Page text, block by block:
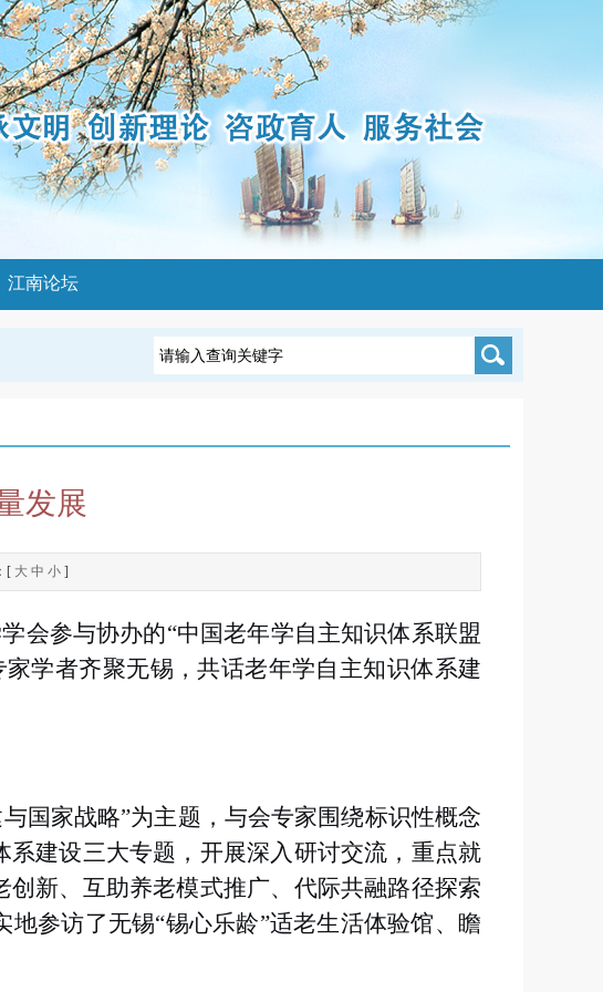
江南论坛
发展
[ 大 中 小 ]
会参与协办的“中国老年学自主知识体系联盟
学者齐聚无锡，共话老年学自主知识体系建
国家战略”为主题，与会专家围绕标识性概念
建设三大专题，开展深入研讨交流，重点就
新、互助养老模式推广、代际共融路径探索
参访了无锡“锡心乐龄”适老生活体验馆、瞻